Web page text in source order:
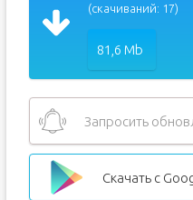
(скачиваний: 17)
81,6 Mb
Запросить
Скачать с